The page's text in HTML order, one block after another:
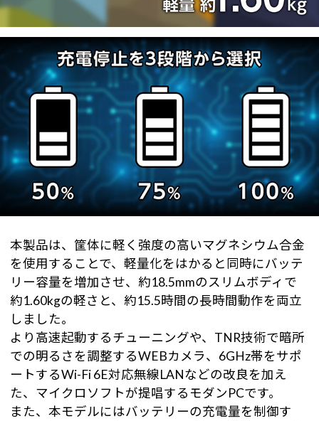
本製品は、筐体に軽く強度の高いマグネシウム合金
を使用することで、軽量化をはかると同時にバッテ
リー容量を増加させ、約18.5mmのスリムボディで
約1.60kgの軽さと、約15.5時間の長時間動作を両立
しました。
より高速起動するチューニングや、TNR技術で暗所
での明るさを調整するWEBカメラ、6GHz帯をサポ
ートするWi-Fi 6E対応無線LANなどの改良を加え
た、マイクロソフトが提唱するモダンPCです。
また、本モデルにはバッテリーの充電量を制御す